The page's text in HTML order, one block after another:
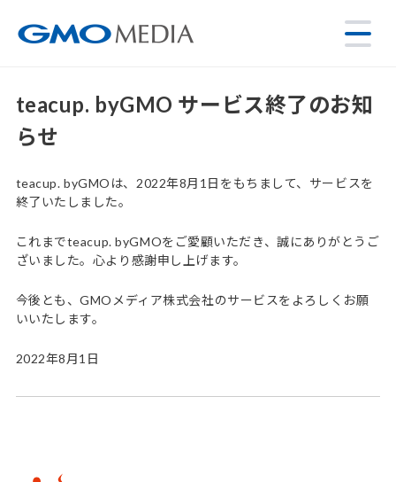
teacup. byGMO サービス終了のお知
らせ
teacup. byGMOは、2022年8月1日をもちまして、サービスを
終了いたしました。
これまでteacup. byGMOをご愛顧いただき、誠にありがとうご
ざいました。心より感謝申し上げます。
今後とも、GMOメディア株式会社のサービスをよろしくお願
いいたします。
2022年8月1日